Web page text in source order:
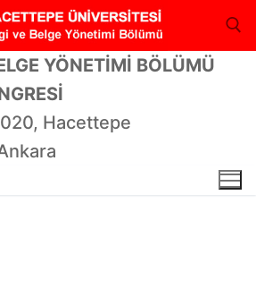
YÖNETİMİ BÖLÜMÜ
Hacettepe